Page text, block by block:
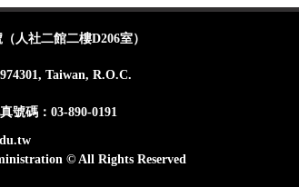
人社二館二樓D206室）
Taiwan, R.O.C.
號碼：03-890-0191
© All Rights Reserved